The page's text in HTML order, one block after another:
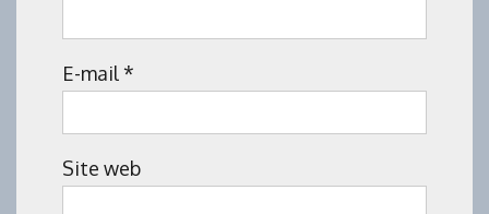
E-mail *
Site web